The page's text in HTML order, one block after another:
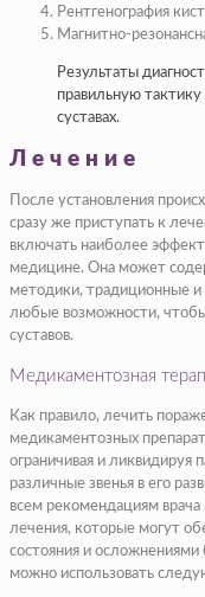
Рентгенография
Магнитно-
Результаты
правильную
суставах.
Лечение
После установления
сразу же приступать к
включать наиболее
медицине. Она может
методики, традиционные и
любые возможности,
суставов.
Медикаментозная
Как правило, лечить
медикаментозных
ограничивая и ликвидируя
различные звенья в его
всем рекомендациям
лечения, которые могут
состояния и осложнениями
можно использовать